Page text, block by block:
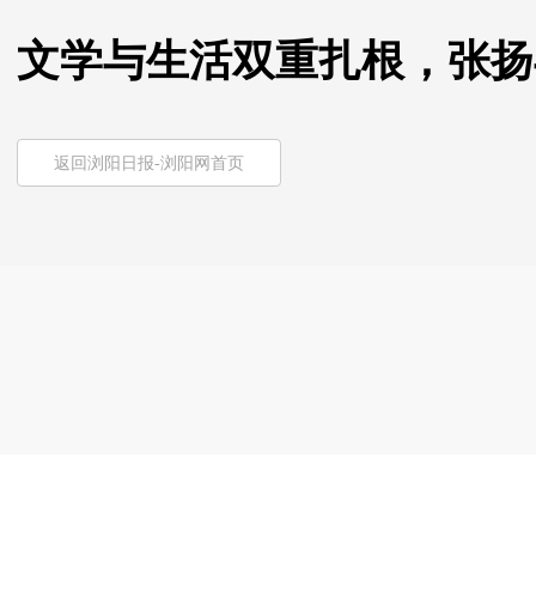
文学与生活双重扎根，张
返回浏阳日报-浏阳网首页